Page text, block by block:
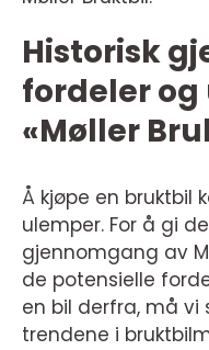
Historisk
fordeler
«Møller
Å kjøpe en bruktbil
ulemper. For å gi
gjennomgang av
de potensielle
en bil derfra, må vi
trendene i